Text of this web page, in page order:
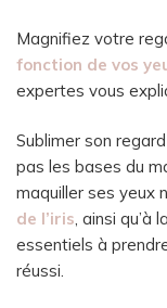
Magnifiez votre
fonction de vos
expertes vous
Sublimer son
pas les bases du
maquiller ses yeux
de l’iris, ainsi qu’à la
essentiels à
réussi.